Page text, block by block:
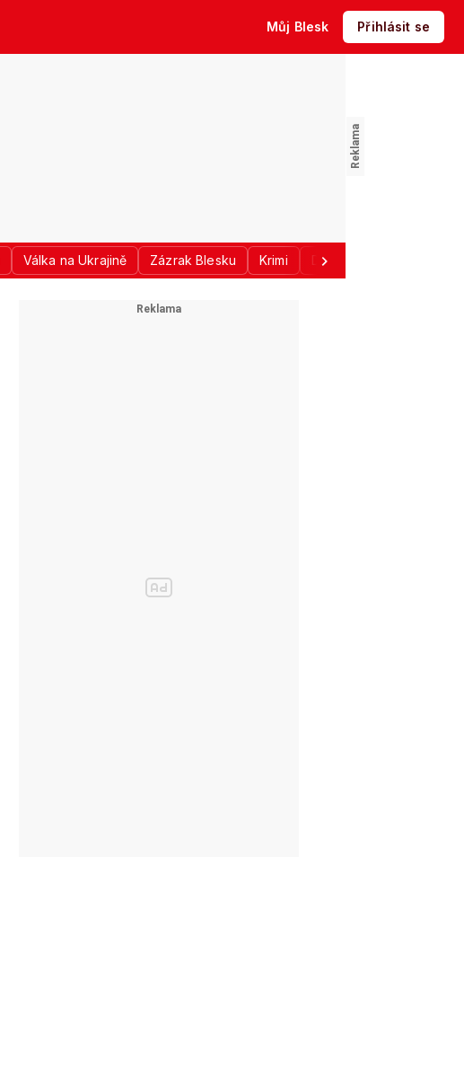
Můj Blesk Přihlásit se
Válka na Ukrajině Zázrak Blesku Krimi Donald Trump